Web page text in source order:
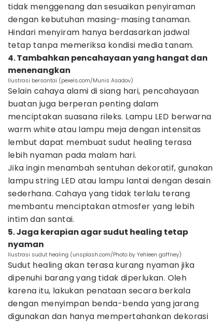
tidak menggenang dan sesuaikan penyiraman
dengan kebutuhan masing-masing tanaman.
Hindari menyiram hanya berdasarkan jadwal
tetap tanpa memeriksa kondisi media tanam.
4. Tambahkan pencahayaan yang hangat dan
menenangkan
Ilustrasi bersantai (pexels.com/Munis Asadov)
Selain cahaya alami di siang hari, pencahayaan
buatan juga berperan penting dalam
menciptakan suasana rileks. Lampu LED berwarna
warm white atau lampu meja dengan intensitas
lembut dapat membuat sudut healing terasa
lebih nyaman pada malam hari.
Jika ingin menambah sentuhan dekoratif, gunakan
lampu string LED atau lampu lantai dengan desain
sederhana. Cahaya yang tidak terlalu terang
membantu menciptakan atmosfer yang lebih
intim dan santai.
5. Jaga kerapian agar sudut healing tetap
nyaman
Ilustrasi sudut healing (unsplash.com/Photo by Yehleen gaffney)
Sudut healing akan terasa kurang nyaman jika
dipenuhi barang yang tidak diperlukan. Oleh
karena itu, lakukan penataan secara berkala
dengan menyimpan benda-benda yang jarang
digunakan dan hanya mempertahankan dekorasi